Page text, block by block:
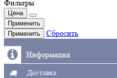
Фильтры
Цена
Применить
Применить
Сбросить
Информация
Доставка